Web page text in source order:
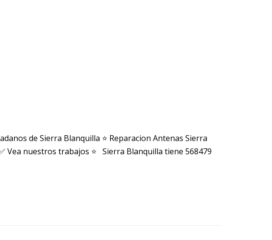
de Sierra Blanquilla ⭐ Reparacion Antenas Sierra
nuestros trabajos ⭐ Sierra Blanquilla tiene 568479